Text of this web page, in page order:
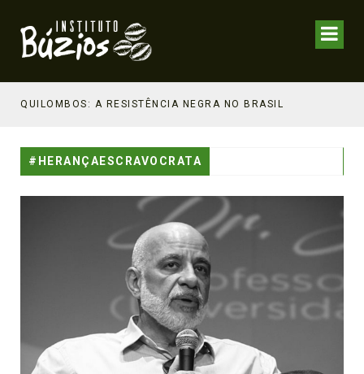
QUILOMBOS: A RESISTÊNCIA NEGRA NO BRASIL
#HERANÇAESCRAVOCRATA